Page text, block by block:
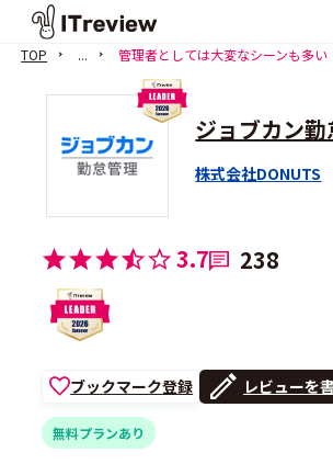
TOP ... 管理者としては大変なシーンも多い
ジョブカン勤
株式会社DONUTS
3.7 238
ブックマーク登録 レビューを
無料プランあり